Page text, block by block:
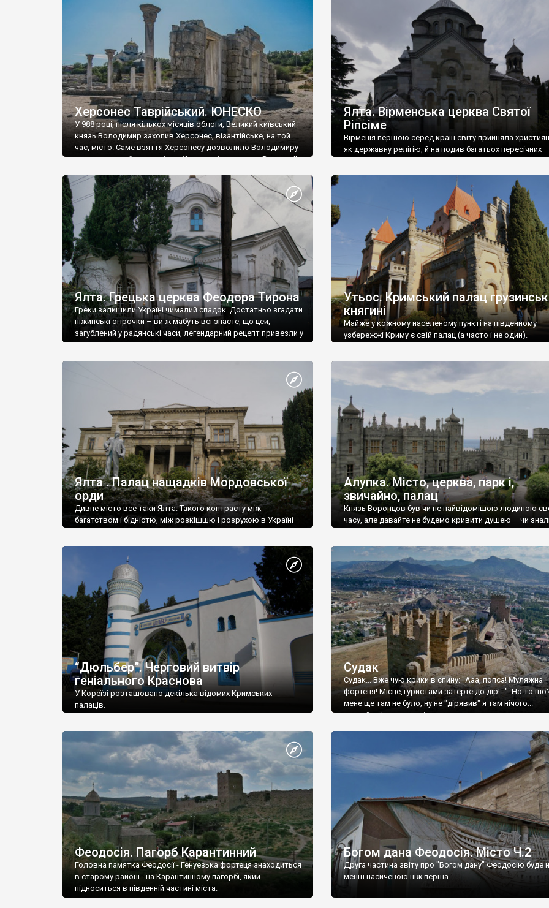
візантійської доби. Раритети викрадені з фондів об’єкту
культурної спадщини ЮНЕСКО «Херсонеса Таврійського».
Офіційно – на виставку «Золото Візантії», але експерти та
влада в Україні вважають це лише […]
називаються «повстяками» (postaki)…” “Вино. Крим
виробляє відмінне вино і його вдосталь: воно все
легке біле і дуже […]
Херсонес Таврійський. ЮНЕСКО
У 988 році, після кількох місяців облоги, Великий київський
князь Володимир захопив Херсонес, візантійське, на той
час, місто. Саме взяття Херсонесу дозволило Володимиру
диктувати свої умови візантійському імператору Василю ІІ,
Херсонесі Володимир-язичник, став Василем-
християнином. А потім було Хрещення Русі. На честь
Херсонесу Таврійського названо місто […]
Ялта. Вірменська церква Святої
Ріпсіме
Вірменія першою серед країн світу прийняла
як державну релігію, й на подив багатьох пересічних
Ялта. Грецька церква Феодора Тирона
Греки залишили Україні чималий спадок. Достатньо згадати
ніжинські огірочки – ви ж мабуть всі знаєте, що цей,
загублений у радянські часи, легендарний рецепт привезли у
Ніжин греки?
Утьос. Кримський палац
княгині
Майже у кожному населеному пункті на південному
узбережжі Криму є свій палац (а часто і не один).
Ялта . Палац нащадків Мордовської
орди
Дивне місто все таки Ялта. Такого контрасту між
багатством і бідністю, між розкішшю і розрухою в Україні
Алупка. Місто, церква, парк і,
звичайно, палац
Князь Воронцов був чи не найвідомішою людиною
часу, але давайте не будемо кривити душею – чи
“Дюльбер”. Черговий витвір
геніального Краснова
У Кореїзі розташовано декілька відомих Кримських
палаців.
Судак
Судак... Вже чую крики в спину: "Ааа, попса! Муляжна
фортеця! Місце,туристами затерте до дір!..." Но то
мене ще там не було, ну не "дірявив" я там нічого...
принаймні до цього літа.
Феодосія. Пагорб Карантинний
Головна памятка Феодосії - Генуезька фортеця знаходиться
в старому районі - на Карантинному пагорбі, який
підноситься в південній частині міста.
Богом дана Феодосія. Місто Ч.2
Друга частина звіту про "Богом дану" Феодосію буде
менш насиченою ніж перша.